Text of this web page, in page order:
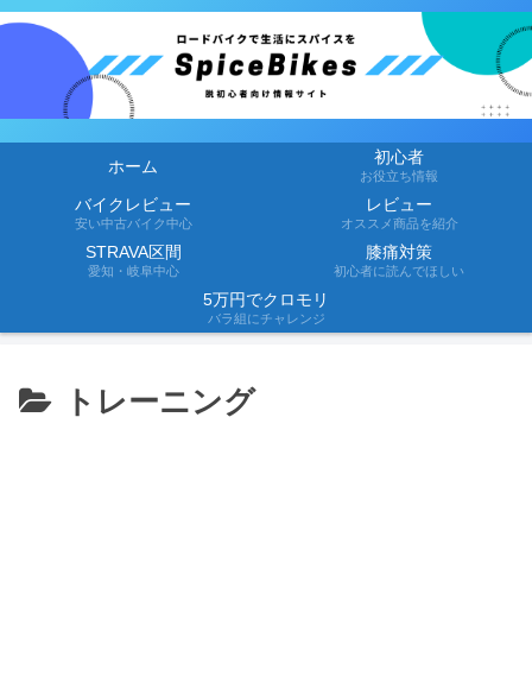
ホーム 初心者
お役立ち情報
バイクレビュー
安い中古バイク中心
レビュー
オススメ商品を紹介
STRAVA区間
愛知・岐阜中心
膝痛対策
初心者に読んでほしい
5万円でクロモリ
バラ組にチャレンジ
トレーニング